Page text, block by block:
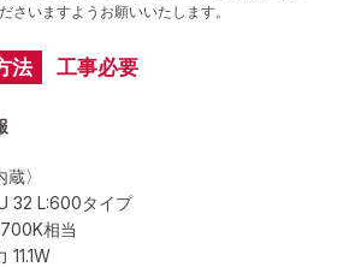
さいますようお願いいたします。
法 工事必要
蔵〉
32 L:600タイプ
相当
11.1W